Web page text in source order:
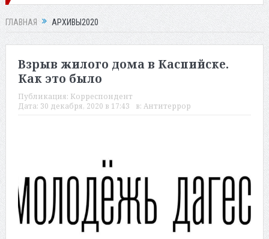
ГЛАВНАЯ АРХИВЫ2020
Взрыв жилого дома в Каспийске.
Как это было
Публикация: Корреспондент
Дата: 30 декабря, 2020 в 17:43 в: Антитеррор